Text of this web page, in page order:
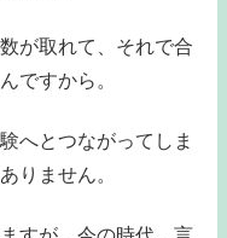
が取れて、それで合
ですから。
へとつながってしま
りません。